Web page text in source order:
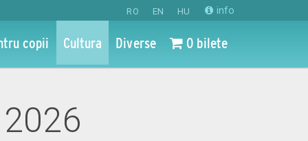
RO EN HU info
copii Cultura Diverse 0 bilete